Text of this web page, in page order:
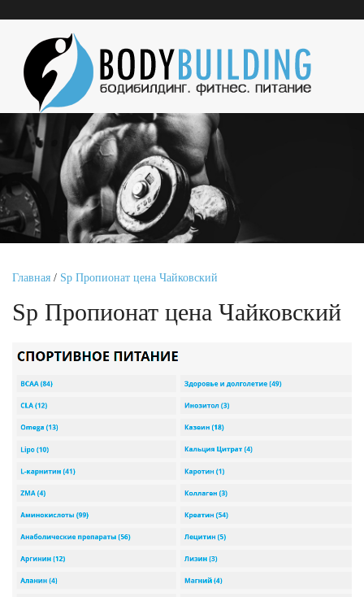
Главная / Sp Пропионат цена Чайковский
Sp Пропионат цена Чайковский